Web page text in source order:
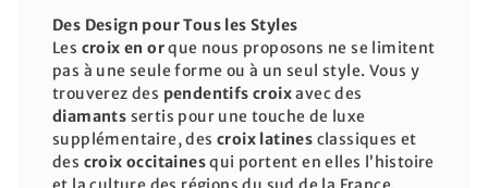
Des Design pour Tous les Styles
Les croix en orque nous proposons ne se limitent
pas à une seule forme ou à un seul style. Vous y
trouverez des pendentifs croixavec des
diamants sertis pour une touche de luxe
supplémentaire, des croix latines classiques et
des croix occitainesqui portent en elles l’histoire